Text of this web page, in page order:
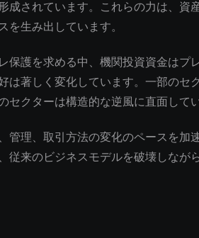
成されています。これらの力は、資
を生み出しています。
保護を求める中、機関投資資金はプ
は著しく変化しています。一部のセ
セクターは構造的な逆風に直面してい
管理、取引方法の変化のペースを加
従来のビジネスモデルを破壊しなが